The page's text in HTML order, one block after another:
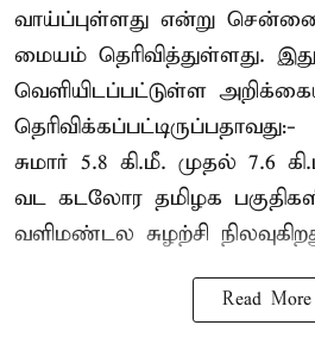
வாய்ப்புள்ளது என்று
மையம் தெரிவித்துள்ளது.
வெளியிடப்பட்டுள்ள
தெரிவிக்கப்பட்டிருப்பதாவது:-
சுமார் 5.8 கி.மீ. முதல் 7.6
வட கடலோர தமிழக
வளிமண்டல சுழற்சி
Read More